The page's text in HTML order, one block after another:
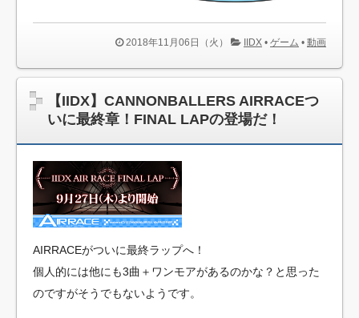
韓国人「東京とソウルの宿泊費や交通費を徹底比較した結
果判明した驚きの物価事情がこちらです」→「こんなに物価差
があるの？‥」
「サッカーには人を元気にする力がある」 Jリーグ、令和
海外「日本よ、お前がナンバーワンだ」 熊本地震直後の日
本の対応のスピードに世界が衝撃
10年もの間浮気してた嫁。まさかと思い長男のDNA鑑定を
するがいいな？と問うと、元嫁は発狂したような状態になり、
「あの子は貴方の子です！いいがかりはやめて！」と叫んだ…
株式会社スクウェア・エニックス・ホールディングス様及
2018年11月06日（火） IIDX • ゲーム • 動画
【IIDX】CANNONBALLERS AIRRACEつ
いに最終章！FINAL LAPの登場だ！
AIRRACEがついに最終ラップへ！
個人的には他にも3曲＋ワンモアがあるのかな？と思った
のですがそうでもないようです。